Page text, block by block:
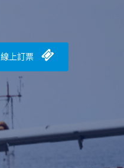
線上訂票